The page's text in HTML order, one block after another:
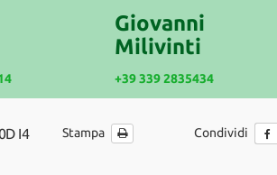
Giovanni
Milivinti
+39 339 2835434
I4
Stampa Condividi